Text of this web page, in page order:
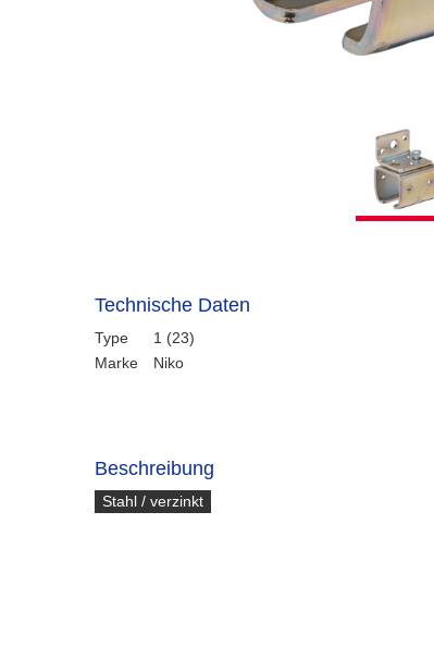
Technische Daten
Type
Marke
1 (23)
Niko
Beschreibung
Stahl / verzinkt